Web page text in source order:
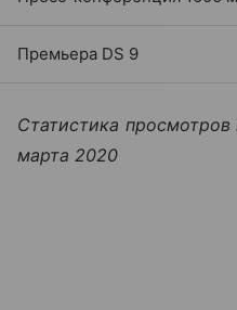
Премьера DS 9
Статистика
марта 2020